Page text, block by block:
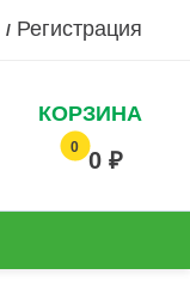
/ Регистрация
КОРЗИНА
0
0 ₽